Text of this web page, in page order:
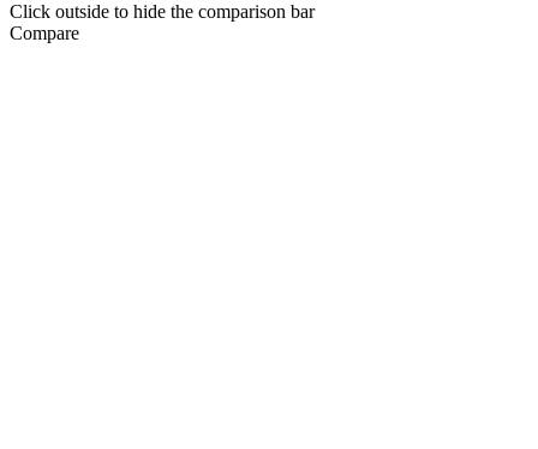
Click outside to hide the comparison bar
Compare